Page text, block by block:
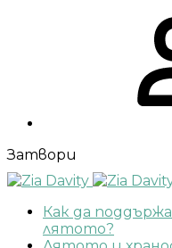
Затвори
Как да
лятото?